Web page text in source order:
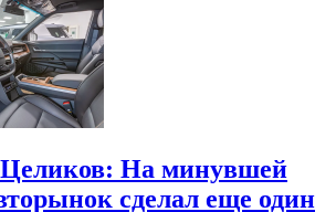
Целиков: На минувшей
сделал еще один